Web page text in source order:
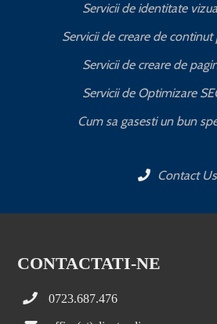
Servicii de identitate
Servicii de creare de
Servicii de creare de
Servicii de Optimizare
Cum sa gasesti un bun
Contact Us
CONTACTATI-NE
0723.687.476